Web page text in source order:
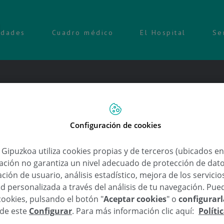
Cuadro médico El Hospital
deportivos,ciclismo ,corticoides,deporte,diuréticos,dopaje sanguíneo,EPO,
, sustancias dopantes
dos conceptos estrechamente vinculados y una
Configuración de cookies
utiliza cookies propias y de terceros (ubicados
no garantiza un nivel adecuado de protección de
de usuario, análisis estadístico, mejora de los
personalizada a través del análisis de tu navegación.
pulsando el botón "Aceptar cookies" o
este Configurar. Para más información clic aquí: